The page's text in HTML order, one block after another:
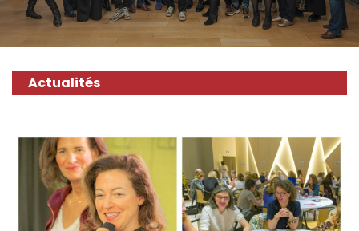
Actualités